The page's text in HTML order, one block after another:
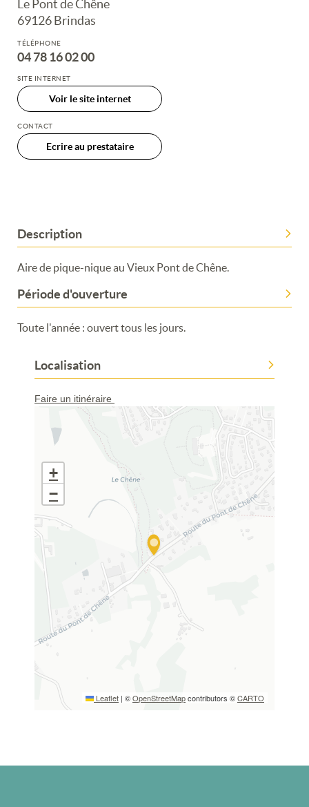
Description
Aire de pique-nique au Vieux Pont de Chêne.
Période d'ouverture
Toute l'année : ouvert tous les jours.
Localisation
Faire un itinéraire
+
−
Leaflet | ©OpenStreetMapcontributors ©CARTO
Le Pont de Chêne
69126 Brindas
TÉLÉPHONE
04 78 16 02 00
SITE INTERNET
Voir le site internet
CONTACT
Ecrire au prestataire
Merci de patienter...